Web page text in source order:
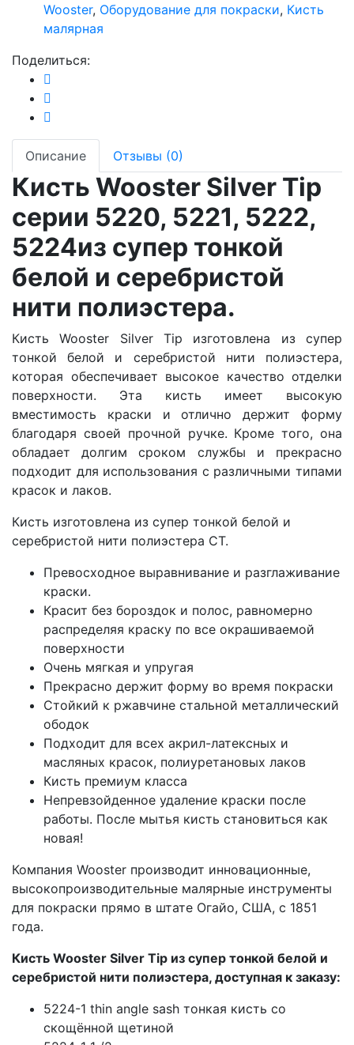
Wooster, Оборудование для покраски, Кисть
малярная
Поделиться:
Описание Отзывы (0)
Кисть Wooster Silver Tip
серии 5220, 5221, 5222,
5224из супер тонкой
белой и серебристой
нити полиэстера.
Кисть Wooster Silver Tip изготовлена из супер
тонкой белой и серебристой нити полиэстера,
которая обеспечивает высокое качество отделки
поверхности. Эта кисть имеет высокую
вместимость краски и отлично держит форму
благодаря своей прочной ручке. Кроме того, она
обладает долгим сроком службы и прекрасно
подходит для использования с различными типами
красок и лаков.
Кисть изготовлена из супер тонкой белой и
серебристой нити полиэстера CT.
Превосходное выравнивание и разглаживание
краски.
Красит без бороздок и полос, равномерно
распределяя краску по все окрашиваемой
поверхности
Очень мягкая и упругая
Прекрасно держит форму во время покраски
Стойкий к ржавчине стальной металлический
ободок
Подходит для всех акрил-латексных и
масляных красок, полиуретановых лаков
Кисть премиум класса
Непревзойденное удаление краски после
работы. После мытья кисть становиться как
новая!
Компания Wooster производит инновационные,
высокопроизводительные малярные инструменты
для покраски прямо в штате Огайо, США, с 1851
года.
Кисть Wooster Silver Tip из супер тонкой белой и
серебристой нити полиэстера, доступная к заказу:
5224-1 thin angle sash тонкая кисть со
скощённой щетиной